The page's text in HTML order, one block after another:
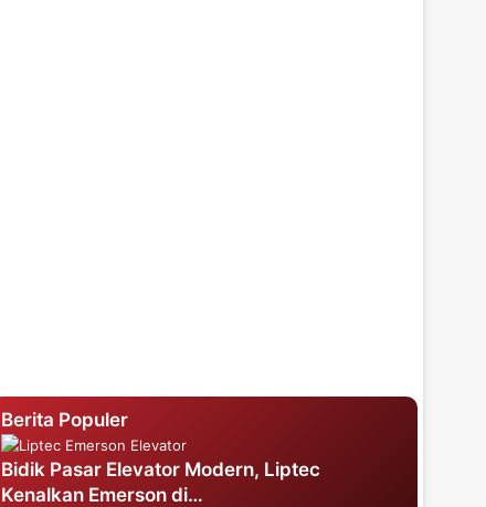
Berita Populer
Bidik Pasar Elevator Modern, Liptec
Kenalkan Emerson di…